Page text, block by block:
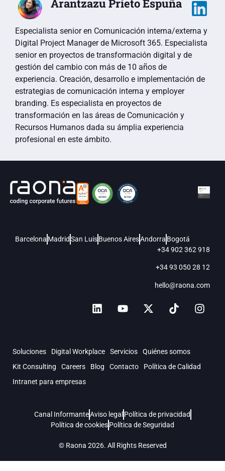
Arantzazu Prieto Espuña
Especialista senior en Comunicación interna/externa y
Digital Project Manager de Microsoft 365. Especialista
senior en proyectos de transformación digital y de
gestión del cambio con más de 10 años de
experiencia. Creación, desarrollo e implementación de
estrategias de comunicación interna y employer
branding. Es especialista en proyectos de
transformación en las áreas de Comunicación y
Recursos Humanos dada su ámplia experiencia
profesional en este ámbito.
Barcelona MadridSan LuisBuenos AiresAndorra Bogotá
+34 902 362 918
+34 93 050 28 12
hello@raona.com
Soluciones Digital Workplace Servicios
Quiénes somos
Kit Consulting
Careers Blog Contacto
Política de Calidad
Intranet para empresas
© Raona 2026. All Rights Reserved
Canal InformanteAviso legal Política de privacidad
Política de cookiesPolítica de Seguridad